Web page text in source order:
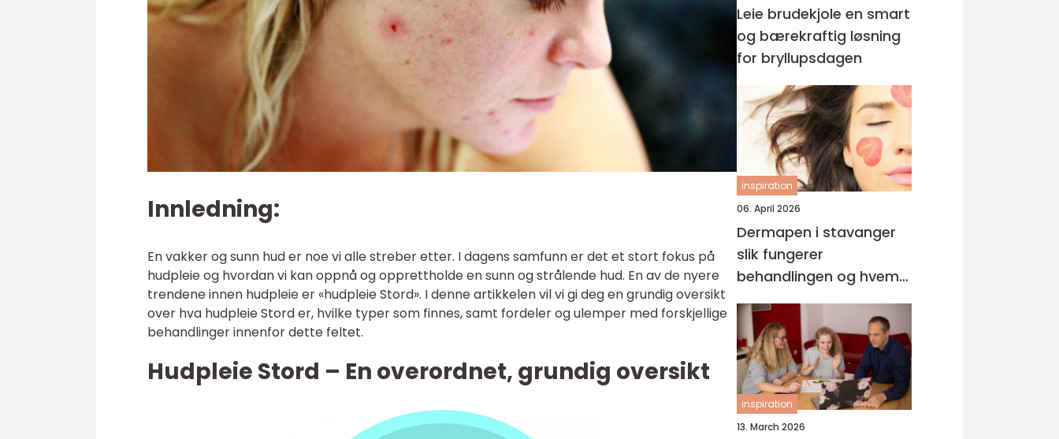
Innledning:
En vakker og sunn hud er noe vi alle streber etter. I dagens samfunn er det et stort fokus på
hudpleie og hvordan vi kan oppnå og opprettholde en sunn og strålende hud. En av de nyere
trendene innen hudpleie er «hudpleie Stord». I denne artikkelen vil vi gi deg en grundig oversikt
over hva hudpleie Stord er, hvilke typer som finnes, samt fordeler og ulemper med forskjellige
behandlinger innenfor dette feltet.
Hudpleie Stord – En overordnet, grundig oversikt
Leie brudekjole en smart
og bærekraftig løsning
for bryllupsdagen
inspiration
06. April 2026
Dermapen i stavanger
slik fungerer
behandlingen og hvem
den passer for
inspiration
13. March 2026